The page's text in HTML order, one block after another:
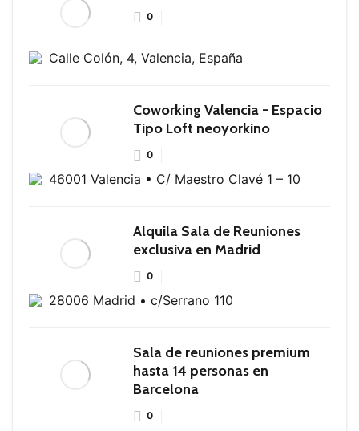
0
Calle Colón, 4, Valencia, España
Coworking Valencia - Espacio
Tipo Loft neoyorkino
0
46001 Valencia • C/ Maestro Clavé 1 – 10
Alquila Sala de Reuniones
exclusiva en Madrid
0
28006 Madrid • c/Serrano 110
Sala de reuniones premium
hasta 14 personas en
Barcelona
0